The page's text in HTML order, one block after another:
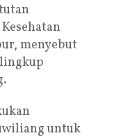
menyebut
untuk